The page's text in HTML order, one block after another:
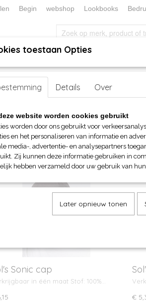
Begin webshop Lookbooks
, KEUKEN EN TAFELLINNEN
sjaalen en acc.> Mutsen
op:
Sonic cap
in één maat Stof: 100%…
€
toestaan Opties
Details Over
website worden cookies gebruikt
worden door ons gebruikt voor
en het personaliseren van informatie en
media-, advertentie- en analysepartners
Zij kunnen deze informatie gebruiken in
hebben verzameld door uw gebruik van
Later opnieuw tonen